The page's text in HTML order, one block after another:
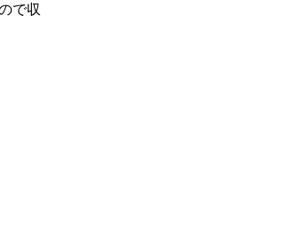
で収